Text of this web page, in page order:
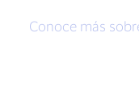
Conoce más